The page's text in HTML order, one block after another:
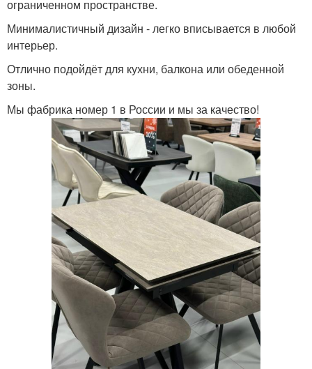
ограниченном пространстве.
Минималистичный дизайн - легко вписывается в любой
интерьер.
Отлично подойдёт для кухни, балкона или обеденной
зоны.
Мы фабрика номер 1 в России и мы за качество!